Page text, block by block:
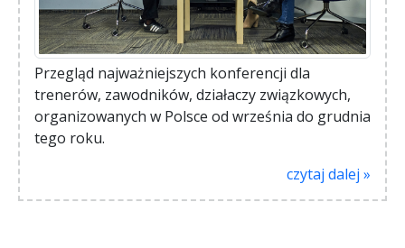
Przegląd najważniejszych konferencji dla
trenerów, zawodników, działaczy związkowych,
organizowanych w Polsce od września do grudnia
tego roku.
czytaj dalej »